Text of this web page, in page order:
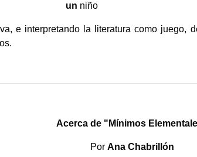
un niño
e interpretando la literatura como juego,
Acerca de "Mínimos
Por Ana Chabrillón